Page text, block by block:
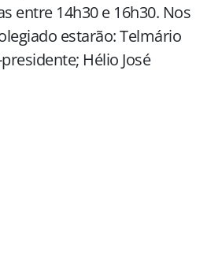
entre 14h30 e 16h30. Nos
estarão: Telmário
Hélio José